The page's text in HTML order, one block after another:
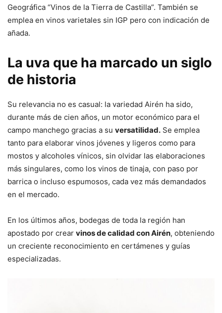
Geográfica “Vinos de la Tierra de Castilla”. También se
emplea en vinos varietales sin IGP pero con indicación de
añada.
La uva que ha marcado un siglo
de historia
Su relevancia no es casual: la variedad Airén ha sido,
durante más de cien años, un motor económico para el
campo manchego gracias a su versatilidad. Se emplea
tanto para elaborar vinos jóvenes y ligeros como para
mostos y alcoholes vínicos, sin olvidar las elaboraciones
más singulares, como los vinos de tinaja, con paso por
barrica o incluso espumosos, cada vez más demandados
en el mercado.
En los últimos años, bodegas de toda la región han
apostado por crear vinos de calidad con Airén, obteniendo
un creciente reconocimiento en certámenes y guías
especializadas.